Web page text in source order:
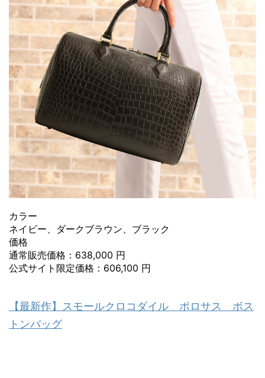
カラー
ネイビー、ダークブラウン、ブラック
価格
通常販売価格：638,000 円
公式サイト限定価格：606,100 円
【最新作】スモールクロコダイル ポロサス ボス
トンバッグ